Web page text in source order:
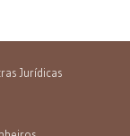
Jurídicas